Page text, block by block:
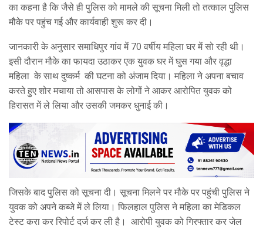
का कहना है कि जैसे ही पुलिस को मामले की सूचना मिली तो तत्काल पुलिस
मौके पर पहुंच गई और कार्यवाही शुरू कर दी।
जानकारी के अनुसार समाधिपुर गांव में 70 वर्षीय महिला घर में सो रही थी।
इसी दौरान मौके का फायदा उठाकर एक युवक घर में घुस गया और वृद्धा
महिला के साथ दुष्कर्म की घटना को अंजाम दिया। महिला ने अपना बचाव
करते हुए शोर मचाया तो आसपास के लोगों ने आकर आरोपित युवक को
हिरासत में ले लिया और उसकी जमकर धुनाई की।
जिसके बाद पुलिस को सूचना दी। सूचना मिलने पर मौके पर पहुंची पुलिस ने
युवक को अपने कब्जे में ले लिया। फिलहाल पुलिस ने महिला का मेडिकल
टेस्ट करा कर रिपोर्ट दर्ज कर ली है। आरोपी युवक को गिरफ्तार कर जेल